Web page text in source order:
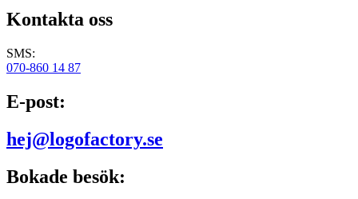
Kontakta oss
SMS:
070-860 14 87
E-post:
hej@logofactory.se
Bokade besök: